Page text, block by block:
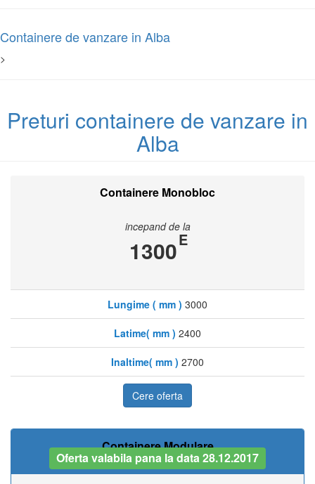
Containere de vanzare in Alba
>
Preturi containere de vanzare in
Alba
Containere Monobloc
incepand de la
1300E
Lungime ( mm ) 3000
Latime( mm ) 2400
Inaltime( mm ) 2700
Cere oferta
Containere Modulare
Oferta valabila pana la data 28.12.2017